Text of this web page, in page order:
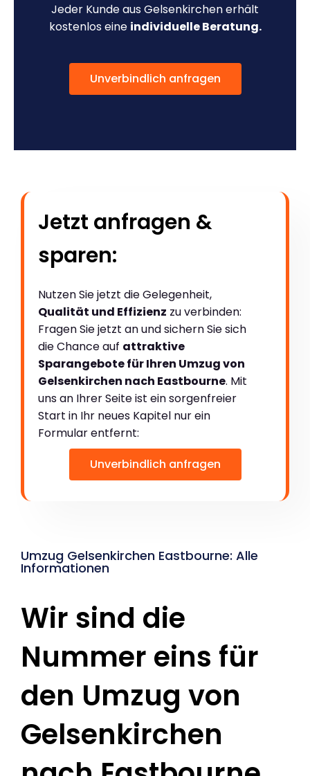
Jeder Kunde aus Gelsenkirchen erhält
kostenlos eine individuelle Beratung.
Unverbindlich anfragen
Jetzt anfragen &
sparen:
Nutzen Sie jetzt die Gelegenheit,
Qualität und Effizienz zu verbinden:
Fragen Sie jetzt an und sichern Sie sich
die Chance auf attraktive
Sparangebote für Ihren Umzug von
Gelsenkirchen nach Eastbourne. Mit
uns an Ihrer Seite ist ein sorgenfreier
Start in Ihr neues Kapitel nur ein
Formular entfernt:
Unverbindlich anfragen
Umzug Gelsenkirchen Eastbourne: Alle
Informationen
Wir sind die
Nummer eins für
den Umzug von
Gelsenkirchen